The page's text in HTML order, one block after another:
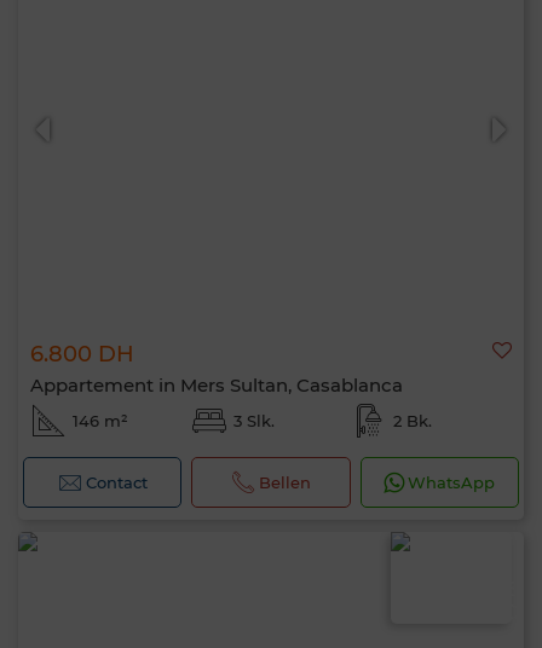
6.800 DH
Appartement in Mers Sultan, Casablanca
146 m² 3 Slk. 2 Bk.
Contact Bellen WhatsApp